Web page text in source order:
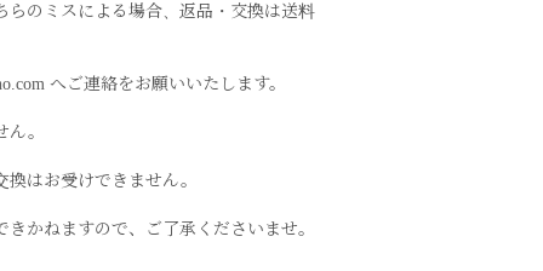
のミスによる場合、返品・交換は送料
へご連絡をお願いいたします。
。
はお受けできません。
かねますので、ご了承くださいませ。